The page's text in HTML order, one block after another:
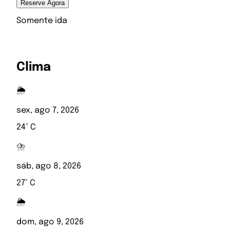
Reserve Agora
Somente ida
Clima
🌦️
sex, ago 7, 2026
24° C
⛈️
sáb, ago 8, 2026
27° C
🌦️
dom, ago 9, 2026